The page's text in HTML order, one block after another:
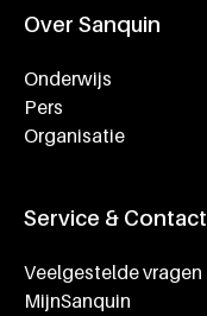
Over Sanquin
Onderwijs
Pers
Organisatie
Service & Contact
Veelgestelde vragen
MijnSanquin